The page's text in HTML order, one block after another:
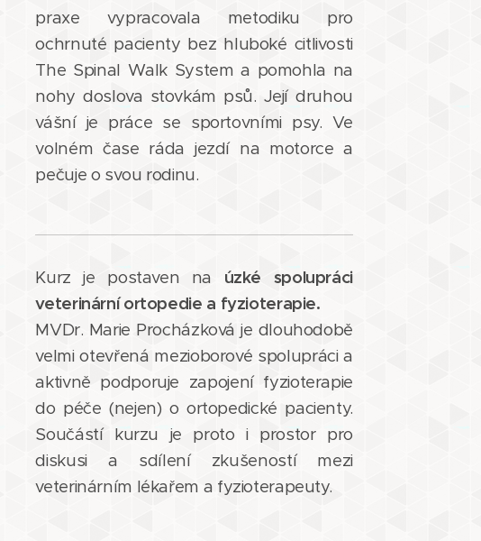
praxe vypracovala metodiku pro
ochrnuté pacienty bez hluboké citlivosti
The Spinal Walk System a pomohla na
nohy doslova stovkám psů. Její druhou
vášní je práce se sportovními psy. Ve
volném čase ráda jezdí na motorce a
pečuje o svou rodinu.
Kurz je postaven na úzké spolupráci
veterinární ortopedie a fyzioterapie.
MVDr. Marie Procházková je dlouhodobě
velmi otevřená mezioborové spolupráci a
aktivně podporuje zapojení fyzioterapie
do péče (nejen) o ortopedické pacienty.
Součástí kurzu je proto i prostor pro
diskusi a sdílení zkušeností mezi
veterinárním lékařem a fyzioterapeuty.